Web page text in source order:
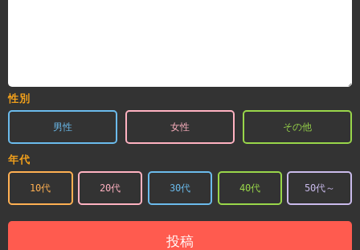
性別
男性 女性 その他
年代
10代 20代 30代 40代 50代～
投稿